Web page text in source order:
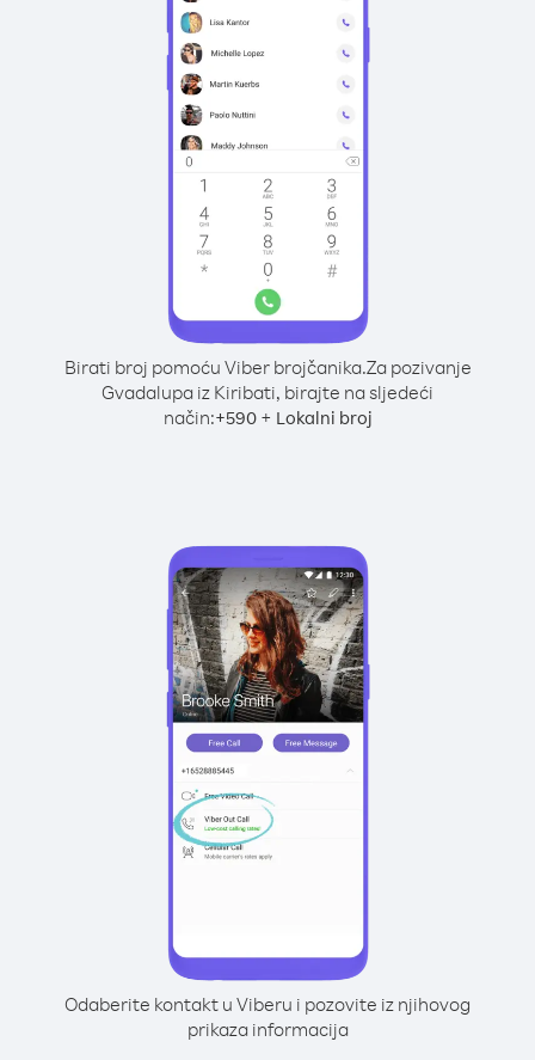
Birati broj pomoću Viber brojčanika.Za pozivanje
Gvadalupa iz Kiribati, birajte na sljedeći
način:+590+ Lokalni broj
Odaberite kontakt u Viberu i pozovite iz njihovog
prikaza informacija